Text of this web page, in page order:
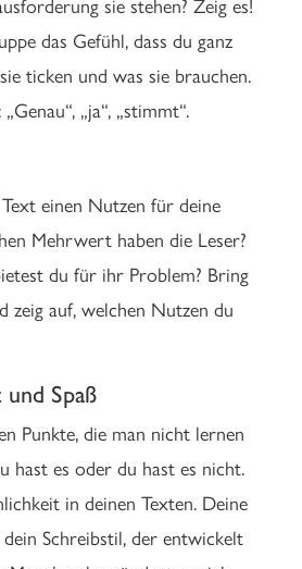
das Gefühl, dass du ganz
ticken und was sie brauchen.
„ja“, „stimmt“.
einen Nutzen für deine
Mehrwert haben die Leser?
du für ihr Problem? Bring
zeig auf, welchen Nutzen du
Spaß
Punkte, die man nicht lernen
hast es oder du hast es nicht.
in deinen Texten. Deine
Schreibstil, der entwickelt